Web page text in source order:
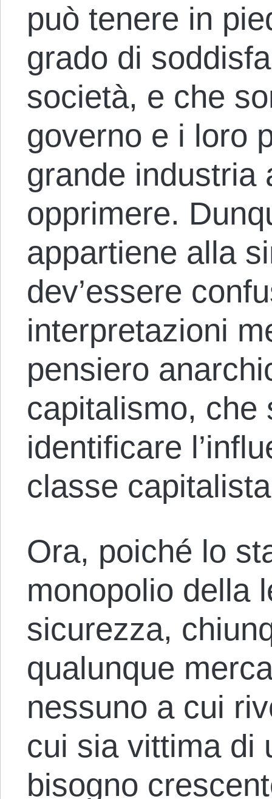
può tenere in
grado di
società, e che
governo e i loro
grande industria
opprimere.
appartiene alla
dev’essere
interpretazioni
pensiero
capitalismo, che
identificare
classe
Ora, poiché lo
monopolio della
sicurezza,
qualunque
nessuno a cui
cui sia vittima di
bisogno